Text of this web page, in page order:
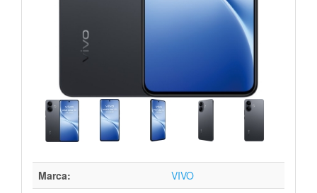
Marca:
VIVO